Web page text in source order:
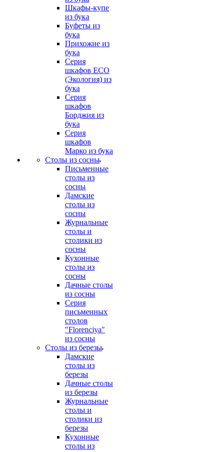
Шкафы-купе
из бука
Буфеты из
бука
Прихожие из
бука
Серия
шкафов ECO
(Экология) из
бука
Серия
шкафов
Борджия из
бука
Серия
шкафов
Марко из бука
Столы из сосны
Письменные
столы из
сосны
Дамские
столы из
сосны
Журнальные
столы и
столики из
сосны
Кухонные
столы из
сосны
Дачные столы
из сосны
Серия
письменных
столов
"Florenciya"
из сосны
Столы из березы
Дамские
столы из
березы
Дачные столы
из березы
Журнальные
столы и
столики из
березы
Кухонные
столы из